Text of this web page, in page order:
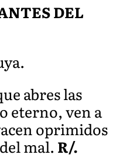
DEL
abres las
eterno, ven a
oprimidos
mal. R/.